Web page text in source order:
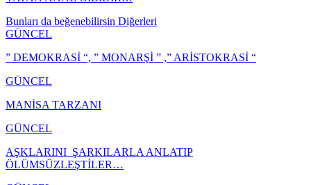
Bunları da beğenebilirsin Diğerleri
GÜNCEL
” DEMOKRASİ “, ” MONARŞİ ” ,” ARİSTOKRASİ “
GÜNCEL
MANİSA TARZANI
GÜNCEL
AŞKLARINI ŞARKILARLA ANLATIP
ÖLÜMSÜZLEŞTİLER…